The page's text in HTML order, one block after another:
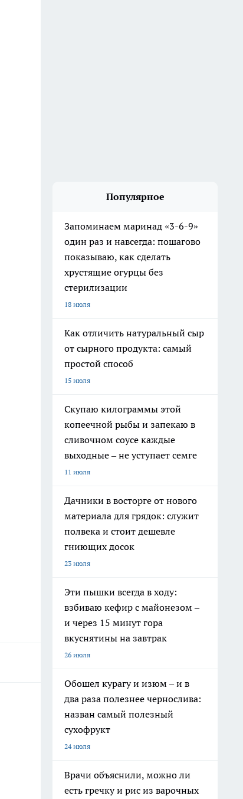
Популярное
Запоминаем маринад «3-6-9»
один раз и навсегда: пошагово
показываю, как сделать
хрустящие огурцы без
стерилизации
18 июля
Как отличить натуральный сыр
от сырного продукта: самый
простой способ
15 июля
Скупаю килограммы этой
копеечной рыбы и запекаю в
сливочном соусе каждые
выходные – не уступает семге
11 июля
Дачники в восторге от нового
материала для грядок: служит
полвека и стоит дешевле
гниющих досок
23 июля
Эти пышки всегда в ходу:
взбиваю кефир с майонезом –
и через 15 минут гора
вкуснятины на завтрак
26 июля
Обошел курагу и изюм – и в
два раза полезнее чернослива:
назван самый полезный
сухофрукт
24 июля
Врачи объяснили, можно ли
есть гречку и рис из варочных